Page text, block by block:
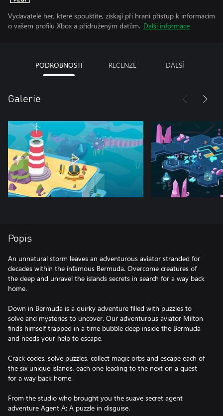
Vydavatelé her, které spouštíte, získají při hraní přístup k informacím
o vašem profilu Xbox a přidruženým datům. Další informace
PODROBNOSTI RECENZE DALŠÍ
Galerie
Popis
An unnatural storm leaves an adventurous aviator stranded for
decades within the infamous Bermuda. Overcome creatures of
the deep and unravel the islands secrets in search for a way back
home.
Down in Bermuda is a quirky adventure filled with puzzles to
solve and mysteries to uncover. Our adventurous aviator Milton
finds himself trapped in a time bubble deep inside the Bermuda
and needs your help to escape.
Crack codes, solve puzzles, collect magic orbs and escape each of
the six unique islands, each one leading to the next on a quest
for a way back home.
From the studio who brought you the suave secret agent
adventure Agent A: A puzzle in disguise.